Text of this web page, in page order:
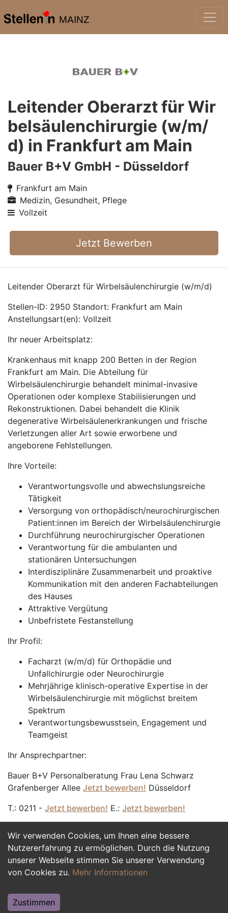
MAINZ
Wir verwenden Cookies, um Ihnen eine bessere
Nutzererfahrung zu ermöglichen. Durch die Nutzung
unserer Webseite stimmen Sie unserer Verwendung
von Cookies zu. Mehr Informationen
Zustimmen
Leitender Oberarzt für Wir
belsäulenchirurgie (w/m/
d) in Frankfurt am Main
Bauer B+V GmbH - Düsseldorf
Frankfurt am Main
Medizin, Gesundheit, Pflege
Vollzeit
Jetzt Bewerben
Leitender Oberarzt für Wirbelsäulenchirurgie (w/m/d)
Stellen-ID: 2950 Standort: Frankfurt am Main
Anstellungsart(en): Vollzeit
Ihr neuer Arbeitsplatz:
Krankenhaus mit knapp 200 Betten in der Region
Frankfurt am Main. Die Abteilung für
Wirbelsäulenchirurgie behandelt minimal-invasive
Operationen oder komplexe Stabilisierungen und
Rekonstruktionen. Dabei behandelt die Klinik
degenerative Wirbelsäulenerkrankungen und frische
Verletzungen aller Art sowie erworbene und
angeborene Fehlstellungen.
Ihre Vorteile:
Verantwortungsvolle und abwechslungsreiche
Tätigkeit
Versorgung von orthopädisch/neurochirurgischen
Patient:innen im Bereich der Wirbelsäulenchirurgie
Durchführung neurochirurgischer Operationen
Verantwortung für die ambulanten und
stationären Untersuchungen
Interdisziplinäre Zusammenarbeit und proaktive
Kommunikation mit den anderen Fachabteilungen
des Hauses
Attraktive Vergütung
Unbefristete Festanstellung
Ihr Profil:
Facharzt (w/m/d) für Orthopädie und
Unfallchirurgie oder Neurochirurgie
Mehrjährige klinisch-operative Expertise in der
Wirbelsäulenchirurgie mit möglichst breitem
Spektrum
Verantwortungsbewusstsein, Engagement und
Teamgeist
Ihr Ansprechpartner:
Bauer B+V Personalberatung Frau Lena Schwarz
Grafenberger Allee Jetzt bewerben! Düsseldorf
T.: 0211 - Jetzt bewerben! E.: Jetzt bewerben!
Jetzt Bewerben